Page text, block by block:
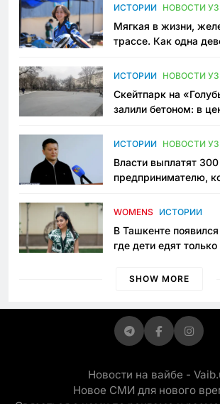
ИСТОРИИ НОВОСТИ
Мягкая в жизни,
трассе. Как одна
Узбекистане
ИСТОРИИ НОВОСТИ
Скейтпарк на
залили бетоном: в
пространство
ИСТОРИИ НОВОСТИ
Власти выплатят
предпринимателю,
приговору
WOMENS ИСТОРИИ
В Ташкенте
где дети едят
просить «кашу без
SHOW MORE
Новости на вайбе -
Новое СМИ для нового